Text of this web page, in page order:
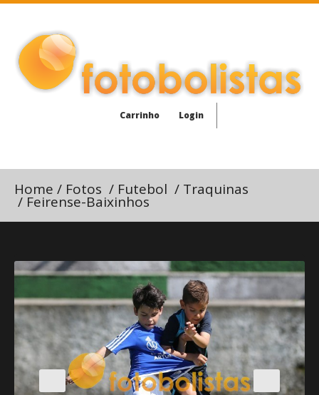
Carrinho Login
Home / Fotos / Futebol / Traquinas
/ Feirense-Baixinhos